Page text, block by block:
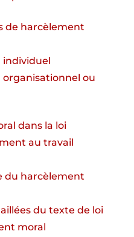
de harcèlement
individuel
ou
dans la loi
au travail
du harcèlement
du texte de loi
moral